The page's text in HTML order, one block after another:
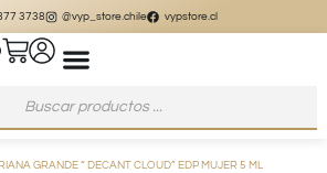
3738 @vyp_store.chile vypstore.cl
GRANDE “ DECANT CLOUD” EDP MUJER 5 ML